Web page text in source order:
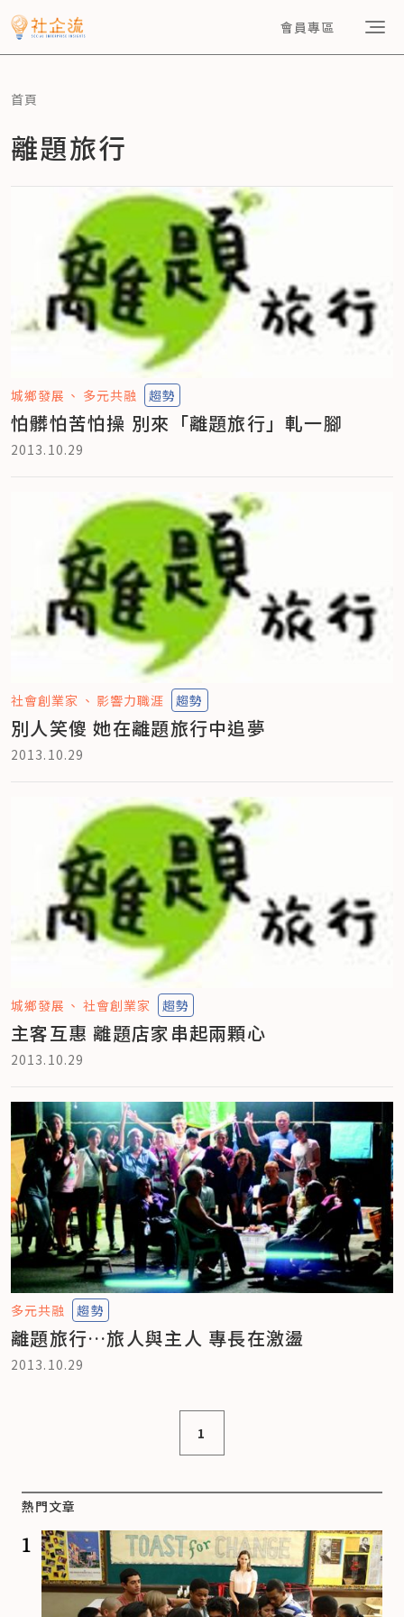
會員專區
首頁
離題旅行
城鄉發展 多元共融 趨勢
怕髒怕苦怕操 別來「離題旅行」軋一腳
2013.10.29
社會創業家 影響力職涯 趨勢
別人笑傻 她在離題旅行中追夢
2013.10.29
城鄉發展 社會創業家 趨勢
主客互惠 離題店家串起兩顆心
2013.10.29
多元共融 趨勢
離題旅行…旅人與主人 專長在激盪
2013.10.29
1
熱門文章
1